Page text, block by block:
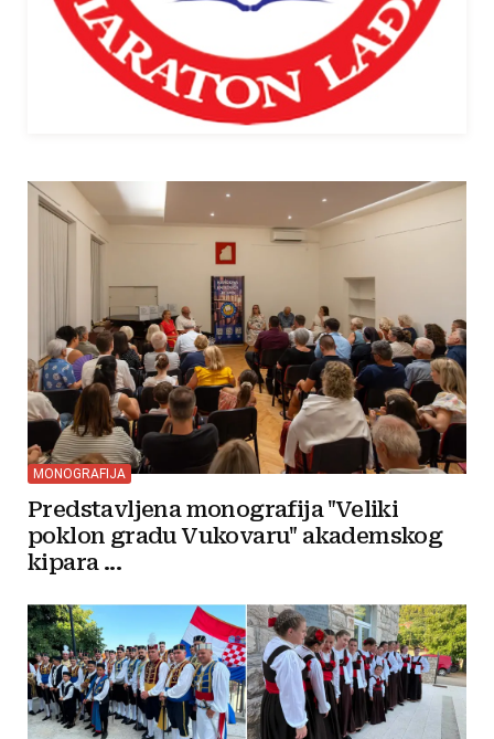
MONOGRAFIJA
Predstavljena monografija "Veliki
poklon gradu Vukovaru" akademskog
kipara ...